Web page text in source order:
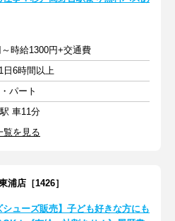
時給1300円+交通費
日6時間以上
パート
車11分
覧を見る
浦店［1426］
シューズ販売】子ども好きな方にも